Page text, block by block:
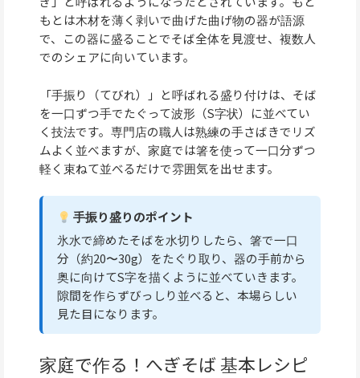
もとは木材を薄く剥いで曲げた曲げ物の器が語源
で、この器に盛ることでそば全体を見渡せ、複数人
でのシェアに向いています。
「手振り（てびれ）」と呼ばれる盛り付けは、そば
を一口ずつ手でたぐって波形（S字状）に並べてい
く技法です。専門店の職人は熟練の手さばきでリズ
ムよく並べますが、家庭では箸を使って一口分ずつ
軽く束ねて並べるだけで雰囲気を出せます。
手振り盛りのポイント
氷水で締めたそばを水切りしたら、箸で一口
分（約20〜30g）をたぐり取り、器の手前から
奥に向けてS字を描くように並べていきます。
隙間を作らずびっしり並べると、本場らしい
見た目になります。
家庭で作る！へぎそば 基本レシピ